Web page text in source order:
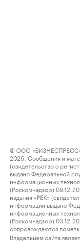
© ООО
2026. Сообщения и
(свидетельство о
выдано Федеральной
информационных
(Роскомнадзор)
издания «РБК»
информации выдано
информационных
(Роскомнадзор)
сопровождаются
Владельцем сайта